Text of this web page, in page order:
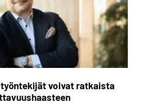
voivat ratkaista